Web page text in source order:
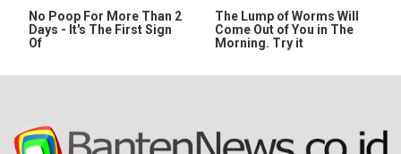
No Poop For More Than 2
Days - It's The First Sign
Of
The Lump of Worms Will
Come Out of You in The
Morning. Try it